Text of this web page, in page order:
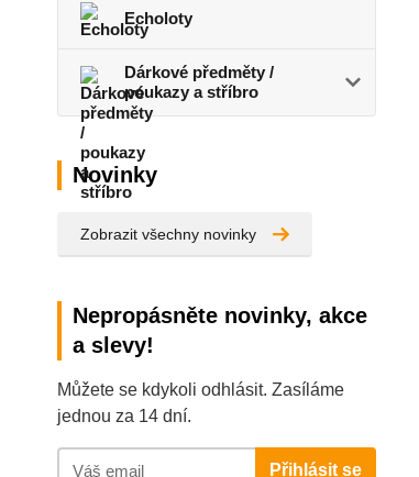
Echoloty
Dárkové předměty /
poukazy a stříbro
Novinky
Zobrazit všechny novinky
Nepropásněte novinky, akce
a slevy!
Můžete se kdykoli odhlásit. Zasíláme
jednou za 14 dní.
Přihlásit se